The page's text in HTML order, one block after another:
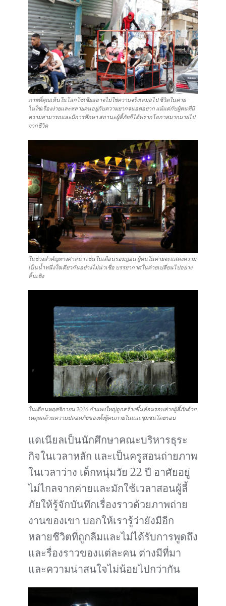
ภาพที่คุณเห็นในโลกโซเชียลอาจไม่ใช่ความจริงเสมอไป ชีวิตในค่าย
ไม่ใช่เรื่องง่ายและหลายคนอยู่กับความยากจนอดอยาก แม้แต่กับผู้คนที่มี
ความสามารถและมีการศึกษา สถานะผู้ลี้ภัยก็ได้พรากโอกาสมากมายไป
จากชีวิต
ในช่วงสำคัญทางศาสนา เช่นในเดือนรอมฎอน ผู้คนในค่ายจะแสดงความ
เป็นน้ำหนึ่งใจเดียวกันอย่างไม่น่าเชื่อ บรรยากาศในค่ายเปลี่ยนไปอย่าง
สิ้นเชิง
ในเดือนพฤศจิกายน 2016 กำแพงใหญ่ถูกสร้างขึ้นล้อมรอบค่ายผู้ลี้ภัยด้วย
เหตุผลด้านความปลอดภัยของทั้งผู้คนภายในและชุมชนโดยรอบ
แดเนียลเป็นนักศึกษาคณะบริหารธุระ
กิจในเวลาหลัก และเป็นครูสอนถ่ายภาพ
ในเวลาว่าง เด็กหนุ่มวัย 22 ปี อาศัยอยู่
ไม่ไกลจากค่ายและมักใช้เวลาสอนผู้ลี้
ภัยให้รู้จักบันทึกเรื่องราวด้วยภาพถ่าย
งานของเขา บอกให้เรารู้ว่ายังมีอีก
หลายชีวิตที่ถูกลืมและไม่ได้รับการพูดถึง
และรื่องราวของแต่ละคน ต่างมีที่มา
และความน่าสนใจไม่น้อยไปกว่ากัน